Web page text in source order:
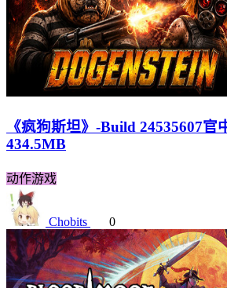
《疯狗斯坦》-Build 24535607官
434.5MB
动作游戏
Chobits 0